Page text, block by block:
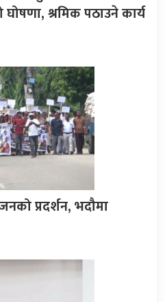
घोषणा, श्रमिक पठाउने कार्य
प्रदर्शन, भदौमा